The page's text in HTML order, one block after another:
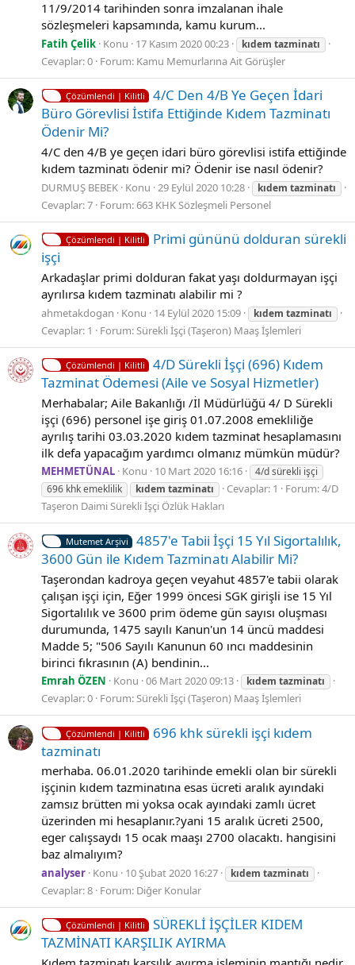
11/9/2014 tarihinden sonra imzalanan ihale
sözleşmeleri kapsamında, kamu kurum...
Fatih Çelik Konu 17 Kasım 2020 00:23 kıdem tazminatı
Cevaplar: 0 Forum: Kamu Memurlarına Ait Görüşler
Çözümlendi | Kilitli
4/C Den 4/B Ye Geçen İdari
Büro Görevlisi İstifa Ettiğinde Kıdem Tazminatı
Ödenir Mi?
4/C den 4/B ye geçen idari büro görevlisi istifa ettiğinde
kıdem tazminatı ödenir mi? Ödenir ise nasıl ödenir?
DURMUŞ BEBEK Konu 29 Eylül 2020 10:28 kıdem tazminatı
Cevaplar: 7 Forum:663 KHK Sözleşmeli Personel
Çözümlendi | Kilitli
Primi gününü dolduran sürekli
işçi
Arkadaşlar primi dolduran fakat yaşı doldurmayan işçi
ayrılırsa kıdem tazminatı alabilir mi ?
ahmetakdogan Konu 14 Eylül 2020 15:09 kıdem tazminatı
Cevaplar: 1 Forum:Sürekli İşçi (Taşeron) Maaş İşlemleri
Çözümlendi | Kilitli
4/D Sürekli İşçi (696) Kıdem
Tazminat Ödemesi (Aile ve Sosyal Hizmetler)
Merhabalar; Aile Bakanlığı /İl Müdürlüğü 4/ D Sürekli
işçi (696) personel işe giriş 01.07.2008 emekliliğe
ayrılış tarihi 03.03.2020 kıdem tazminat hesaplamasını
ilk defa yapacağım yardımcı olmanız mümkün müdür?
MEHMETÜNAL Konu 10 Mart 2020 16:16
4/d sürekli işçi
696 khk emeklilik
kıdem tazminatı Cevaplar: 1 Forum:4/D
Taşeron Daimi Sürekli İşçi Özlük Hakları
Mutemet Arşivi
4857'e Tabii İşçi 15 Yıl Sigortalılık,
3600 Gün ile Kıdem Tazminatı Alabilir Mi?
Taşerondan kadroya geçen veyahut 4857'e tabii olarak
çalışan işçi için, Eğer 1999 öncesi SGK girişli ise 15 Yıl
Sigortalılık ve 3600 prim ödeme gün sayısı oluşması
durumunda, 1475 sayılı Kanun'un 14 üncü maddesi
Madde 5; "506 Sayılı Kanunun 60 ıncı maddesinin
birinci fıkrasının (A) bendinin...
Emrah ÖZEN Konu 06 Mart 2020 09:13 kıdem tazminatı
Cevaplar: 0 Forum:Sürekli İşçi (Taşeron) Maaş İşlemleri
Çözümlendi | Kilitli
696 khk sürekli işçi kıdem
tazminatı
merhaba. 06.01.2020 tarihinde emekli olan bir sürekli
işçinin kıdem tazminatına esas ücreti aralık ayındaki
zamsız brütten mi yoksa ocak ayındaki zamlı ücret
üzerinden mi hesaplanır.?yani 15 aralık ücreti 2500,
eger calışsaydı 15 ocak maaşı 2700 olacaktı. hangisini
baz almalıyım?
analyser Konu 10 Şubat 2020 16:27 kıdem tazminatı
Cevaplar: 8 Forum: Diğer Konular
Çözümlendi | Kilitli
SÜREKLİ İŞÇİLER KIDEM
TAZMİNATI KARŞILIK AYIRMA